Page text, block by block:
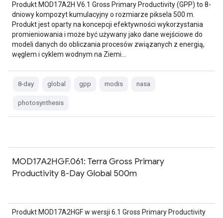
Produkt MOD17A2H V6.1 Gross Primary Productivity (GPP) to 8-
dniowy kompozyt kumulacyjny o rozmiarze piksela 500 m.
Produkt jest oparty na koncepcji efektywności wykorzystania
promieniowania i może być używany jako dane wejściowe do
modeli danych do obliczania procesów związanych z energią,
węglem i cyklem wodnym na Ziemi…
8-day global gpp modis nasa
photosynthesis
MOD17A2HGF.061: Terra Gross Primary
Productivity 8-Day Global 500m
Produkt MOD17A2HGF w wersji 6.1 Gross Primary Productivity